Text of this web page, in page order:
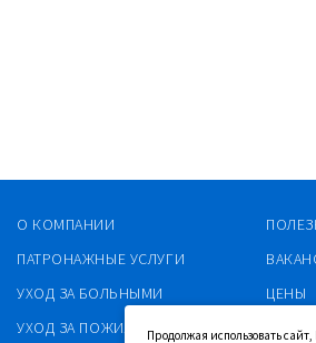
О КОМПАНИИ
ПАТРОНАЖНЫЕ УСЛУГИ
УХОД ЗА БОЛЬНЫМИ
УХОД ЗА ПОЖИЛЫМИ
ЦЕНЫ
Продолжая использовать